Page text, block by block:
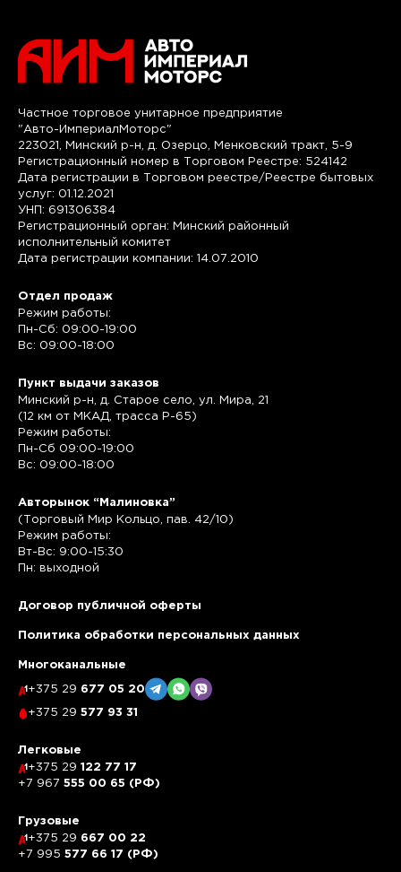
Частное торговое унитарное предприятие
"Авто-ИмпериалМоторс"
223021, Минский р-н, д. Озерцо, Менковский тракт, 5-9
Регистрационный номер в Торговом Реестре: 524142
Дата регистрации в Торговом реестре/Реестре бытовых
услуг: 01.12.2021
УНП: 691306384
Регистрационный орган: Минский районный
исполнительный комитет
Дата регистрации компании: 14.07.2010
Отдел продаж
Режим работы:
Пн-Сб: 09:00-19:00
Вс: 09:00-18:00
Пункт выдачи заказов
Минский р-н, д. Старое село, ул. Мира, 21
(12 км от МКАД, трасса P-65)
Режим работы:
Пн-Сб 09:00-19:00
Вс: 09:00-18:00
Авторынок “Малиновка”
(Торговый Мир Кольцо, пав. 42/10)
Режим работы:
Вт-Вс: 9:00-15:30
Пн: выходной
Договор публичной оферты
Политика обработки персональных данных
Многоканальные
+375 29 677 05 20
+375 29 577 93 31
Легковые
+375 29 122 77 17
+7 967 555 00 65 (РФ)
Грузовые
+375 29 667 00 22
+7 995 577 66 17 (РФ)